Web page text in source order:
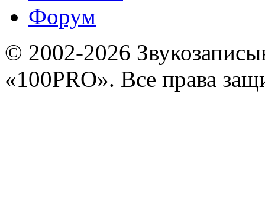
Форум
© 2002-2026
«100PRO». Все права